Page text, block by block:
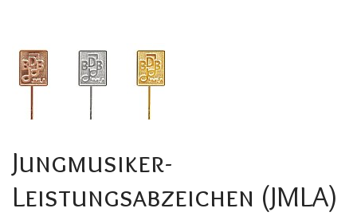
Jungmusiker-
Leistungsabzeichen (JMLA)